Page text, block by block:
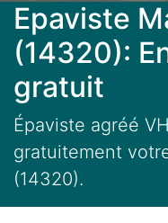
Epaviste
(14320):
gratuit
Épaviste agréé
gratuitement
(14320).